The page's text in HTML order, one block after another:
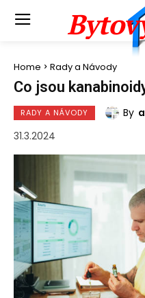
Home Rady a Návody
Co jsou
RADY A NÁVODY By
31.3.2024